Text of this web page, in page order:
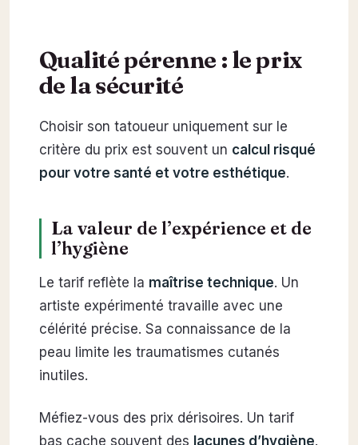
Qualité pérenne : le prix
de la sécurité
Choisir son tatoueur uniquement sur le
critère du prix est souvent un calcul risqué
pour votre santé et votre esthétique.
La valeur de l’expérience et de
l’hygiène
Le tarif reflète la maîtrise technique. Un
artiste expérimenté travaille avec une
célérité précise. Sa connaissance de la
peau limite les traumatismes cutanés
inutiles.
Méfiez-vous des prix dérisoires. Un tarif
bas cache souvent des lacunes d’hygiène.